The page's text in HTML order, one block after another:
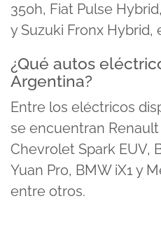
350h, Fiat Pulse
y Suzuki Fronx Hybrid,
¿Qué autos
Argentina?
Entre los eléctricos
se encuentran Renault
Chevrolet Spark EUV,
Yuan Pro, BMW iX1 y
entre otros.